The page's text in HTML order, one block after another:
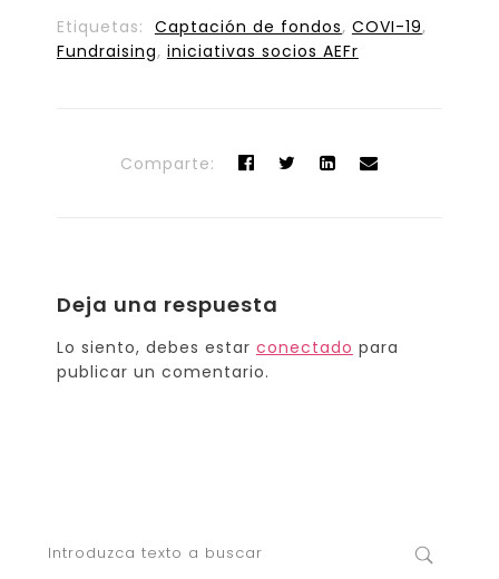
Etiquetas: Captación de fondos, COVI-19,
Fundraising, iniciativas socios AEFr
Comparte:
Deja una respuesta
Lo siento, debes estar conectado para
publicar un comentario.